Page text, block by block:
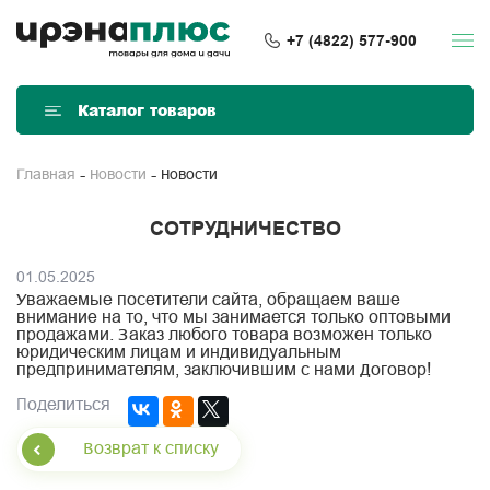
+7 (4822) 577-900
Каталог товаров
Главная Новости Новости
СОТРУДНИЧЕСТВО
01.05.2025
Уважаемые посетители сайта, обращаем ваше
внимание на то, что мы занимается только оптовыми
продажами. Заказ любого товара возможен только
юридическим лицам и индивидуальным
предпринимателям, заключившим с нами Договор!
Поделиться
Возврат к списку